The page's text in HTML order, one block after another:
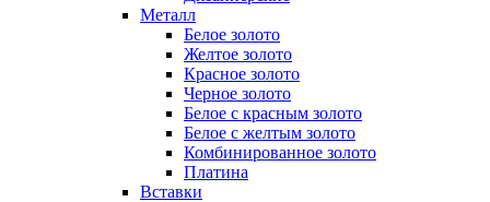
Металл
Белое золото
Желтое золото
Красное золото
Черное золото
Белое с красным золото
Белое с желтым золото
Комбинированное золото
Платина
Вставки